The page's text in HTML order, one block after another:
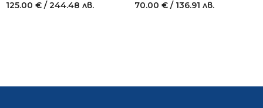
125.00 € / 244.48 лв. 70.00 € / 136.91 лв.